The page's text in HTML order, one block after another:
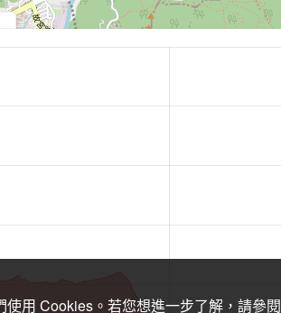
用 Cookies。若您想進一步了解，請參閱